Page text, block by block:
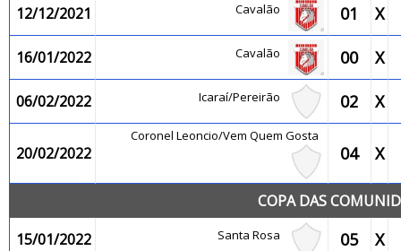
12/12/2021
Cavalão 01 X
16/01/2022 Cavalão 00 X
06/02/2022 Icaraí/Pereirão 02 X
20/02/2022
Coronel Leoncio/Vem Quem Gosta
04 X
COPA DAS
15/01/2022
Santa Rosa 05 X